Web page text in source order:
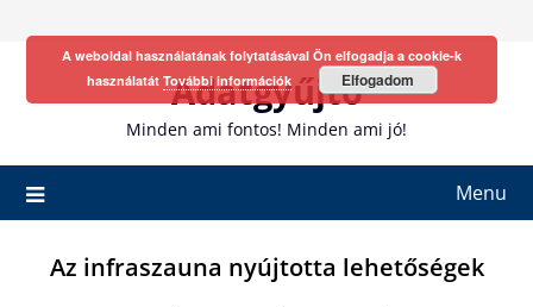
Adatgyűjtő
Minden ami fontos! Minden ami jó!
Menu
Az infraszauna nyújtotta lehetőségek
A weboldal használatának folytatásával Ön elfogadja a cookie-k
használatát További információk Elfogadom